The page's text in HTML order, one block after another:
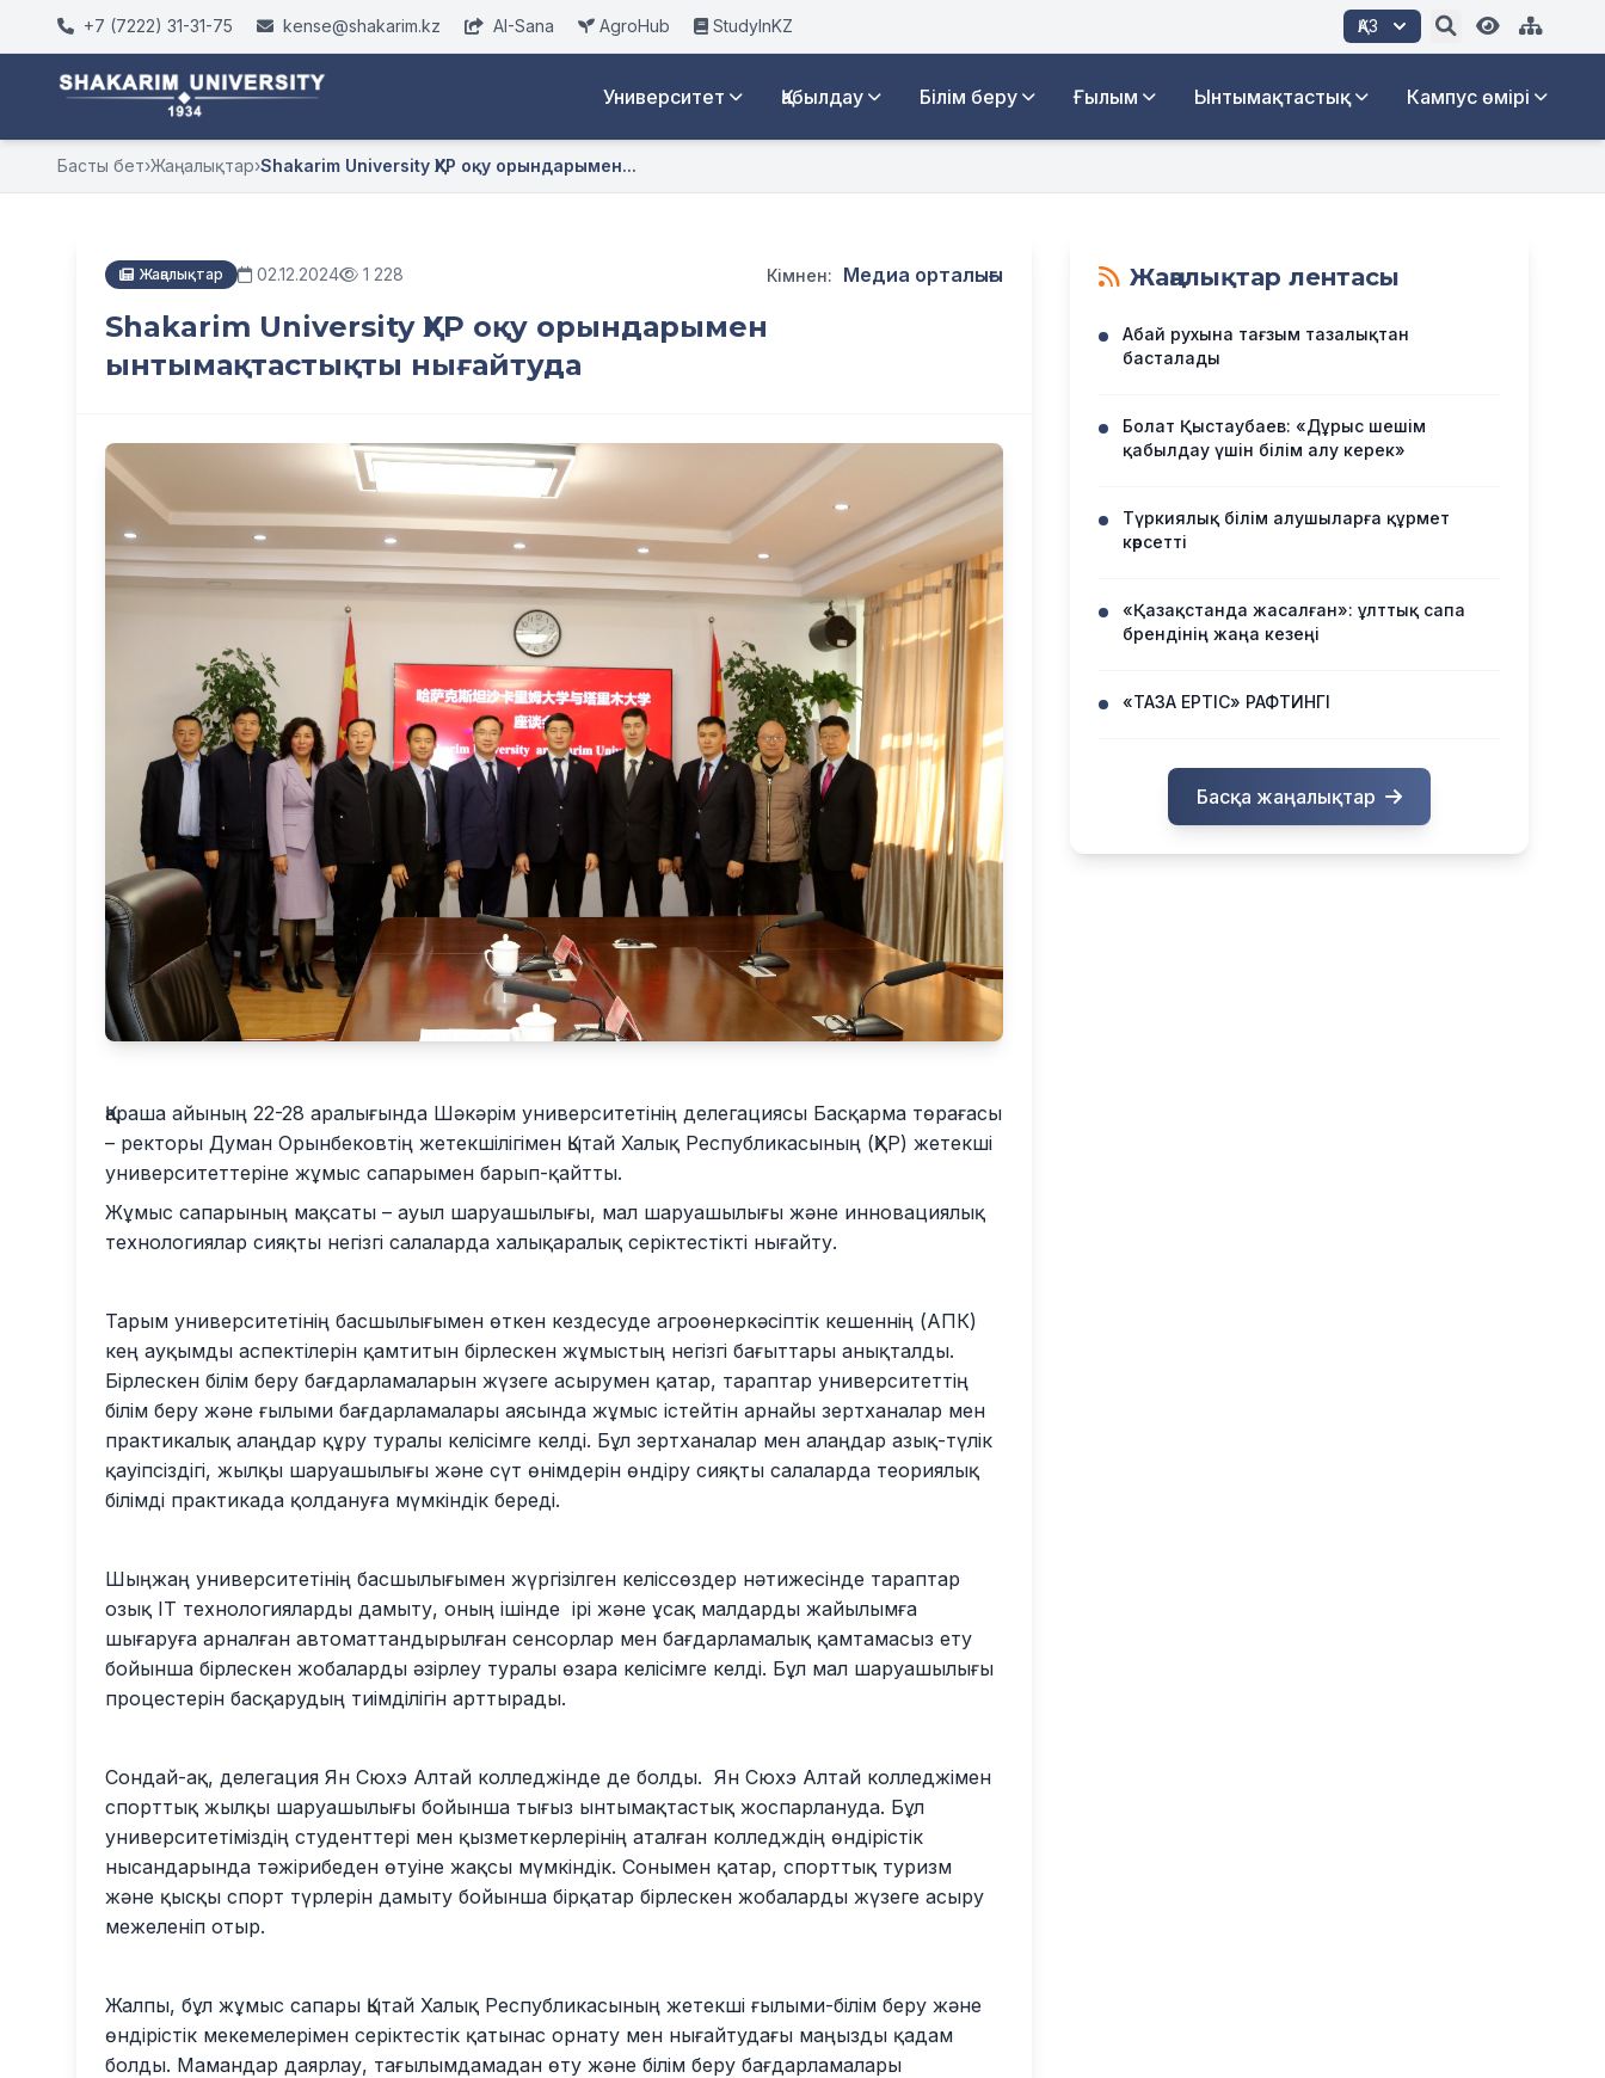
+7 (7222) 31-31-75 kense@shakarim.kz AI-Sana AgroHub StudyInKZ ҚАЗ
Университет Қабылдау Білім беру Ғылым Ынтымақтастық Кампус өмірі
Басты бет›Жаңалықтар›Shakarim University ҚХР оқу орындарымен...
Жаңалықтар 02.12.2024 1 228 Кімнен: Медиа орталығы
Shakarim University ҚХР оқу орындарымен
ынтымақтастықты нығайтуда
Қараша айының 22-28 аралығында Шәкәрім университетінің делегациясы Басқарма төрағасы
– ректоры Думан Орынбековтің жетекшілігімен Қытай Халық Республикасының (ҚХР) жетекші
университеттеріне жұмыс сапарымен барып-қайтты.
Жұмыс сапарының мақсаты – ауыл шаруашылығы, мал шаруашылығы және инновациялық
технологиялар сияқты негізгі салаларда халықаралық серіктестікті нығайту.
Тарым университетінің басшылығымен өткен кездесуде агроөнеркәсіптік кешеннің (АПК)
кең ауқымды аспектілерін қамтитын бірлескен жұмыстың негізгі бағыттары анықталды.
Бірлескен білім беру бағдарламаларын жүзеге асырумен қатар, тараптар университеттің
білім беру және ғылыми бағдарламалары аясында жұмыс істейтін арнайы зертханалар мен
практикалық алаңдар құру туралы келісімге келді. Бұл зертханалар мен алаңдар азық-түлік
қауіпсіздігі, жылқы шаруашылығы және сүт өнімдерін өндіру сияқты салаларда теориялық
білімді практикада қолдануға мүмкіндік береді.
Шыңжаң университетінің басшылығымен жүргізілген келіссөздер нәтижесінде тараптар
озық IT технологияларды дамыту, оның ішінде ірі және ұсақ малдарды жайылымға
шығаруға арналған автоматтандырылған сенсорлар мен бағдарламалық қамтамасыз ету
бойынша бірлескен жобаларды әзірлеу туралы өзара келісімге келді. Бұл мал шаруашылығы
процестерін басқарудың тиімділігін арттырады.
Сондай-ақ, делегация Ян Сюхэ Алтай колледжінде де болды. Ян Сюхэ Алтай колледжімен
спорттық жылқы шаруашылығы бойынша тығыз ынтымақтастық жоспарлануда. Бұл
университетіміздің студенттері мен қызметкерлерінің аталған колледждің өндірістік
нысандарында тәжірибеден өтуіне жақсы мүмкіндік. Сонымен қатар, спорттық туризм
және қысқы спорт түрлерін дамыту бойынша бірқатар бірлескен жобаларды жүзеге асыру
межеленіп отыр.
Жалпы, бұл жұмыс сапары Қытай Халық Республикасының жетекші ғылыми-білім беру және
өндірістік мекемелерімен серіктестік қатынас орнату мен нығайтудағы маңызды қадам
болды. Мамандар даярлау, тағылымдамадан өту және білім беру бағдарламалары
Жаңалықтар лентасы
Абай рухына тағзым тазалықтан
басталады
Болат Қыстаубаев: «Дұрыс шешім
қабылдау үшін білім алу керек»
Түркиялық білім алушыларға құрмет
көрсетті
«Қазақстанда жасалған»: ұлттық сапа
брендінің жаңа кезеңі
«ТАЗА ЕРТІС» РАФТИНГІ
Басқа жаңалықтар